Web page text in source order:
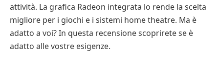
attività. La grafica Radeon integrata lo rende la scelta
migliore per i giochi e i sistemi home theatre. Ma è
adatto a voi? In questa recensione scoprirete se è
adatto alle vostre esigenze.